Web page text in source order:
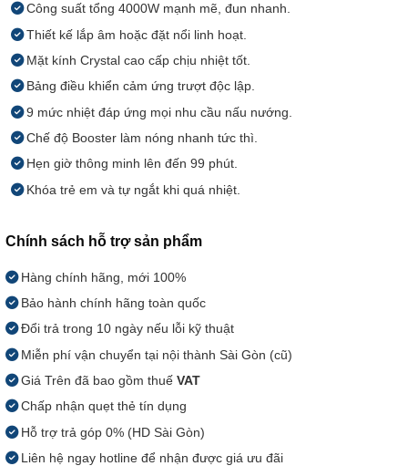
Công suất tổng 4000W mạnh mẽ, đun nhanh.
Thiết kế lắp âm hoặc đặt nổi linh hoạt.
Mặt kính Crystal cao cấp chịu nhiệt tốt.
Bảng điều khiển cảm ứng trượt độc lập.
9 mức nhiệt đáp ứng mọi nhu cầu nấu nướng.
Chế độ Booster làm nóng nhanh tức thì.
Hẹn giờ thông minh lên đến 99 phút.
Khóa trẻ em và tự ngắt khi quá nhiệt.
Chính sách hỗ trợ sản phẩm
Hàng chính hãng, mới 100%
Bảo hành chính hãng toàn quốc
Đổi trả trong 10 ngày nếu lỗi kỹ thuật
Miễn phí vận chuyển tại nội thành Sài Gòn (cũ)
Giá Trên đã bao gồm thuế VAT
Chấp nhận quẹt thẻ tín dụng
Hỗ trợ trả góp 0% (HD Sài Gòn)
Liên hệ ngay hotline để nhận được giá ưu đãi